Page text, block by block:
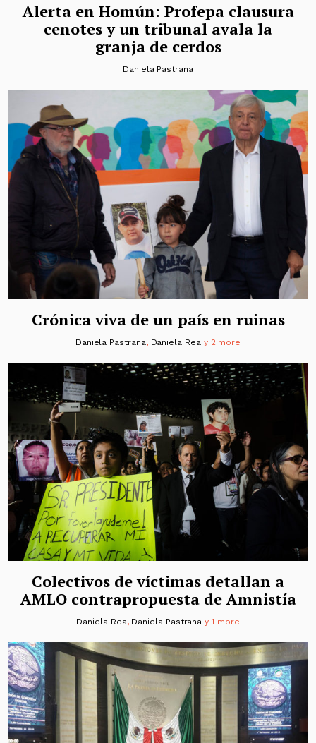
Alerta en Homún: Profepa clausura
cenotes y un tribunal avala la
granja de cerdos
Daniela Pastrana
Crónica viva de un país en ruinas
Daniela Pastrana, Daniela Reay 2 more
Colectivos de víctimas detallan a
AMLO contrapropuesta de Amnistía
Daniela Rea, Daniela Pastrana y 1 more